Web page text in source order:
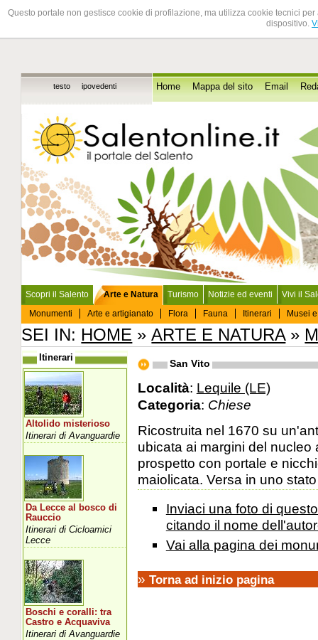
Questo portale non gestisce cookie di profilazione, ma utilizza cookie tecnici
dispositivo.
testo ipovedenti Home Mappa del sito Email
Scopri il Salento
Arte e Natura
Monumenti
Arte e artigianato Flora Fauna Itinerari Musei
Turismo Notizie ed eventi Vivi il
SEI IN: HOME »ARTE E NATURA»
San Vito
Località: Lequile (LE)
Categoria: Chiese
Ricostruita nel 1670 su
ubicata ai margini del
prospetto con portale e
maiolicata. Versa in uno
Inviaci una foto di
citando il nome
Vai alla pagina dei
» Torna ad inizio pagina
Itinerari
Altolido misterioso
Itinerari di Avanguardie
Da Lecce al bosco di
Rauccio
Itinerari di Cicloamici
Lecce
Boschi e coralli: tra
Castro e Acquaviva
Itinerari di Avanguardie